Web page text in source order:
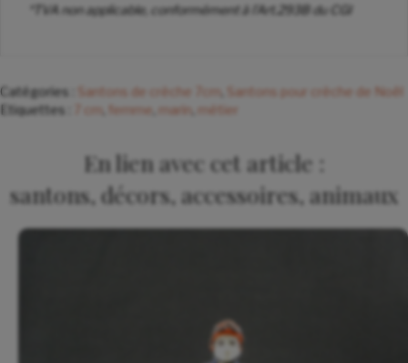
*TVA non applicable, conformément à l’Art.293B du CGI
Catégories : Santons de crèche 7cm
Santons pour crèche de Noël
Etiquettes :
femme marin métier
En lien avec cet article :
santons, décors, accessoires, animaux